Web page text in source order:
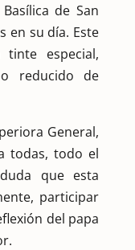
de San
en su día. Este
especial,
reducido de
General,
todas, todo el
que esta
participar
del papa